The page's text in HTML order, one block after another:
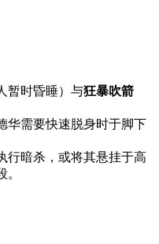
暂时昏睡）与狂暴吹箭
华需要快速脱身时于脚下
行暗杀，或将其悬挂于高